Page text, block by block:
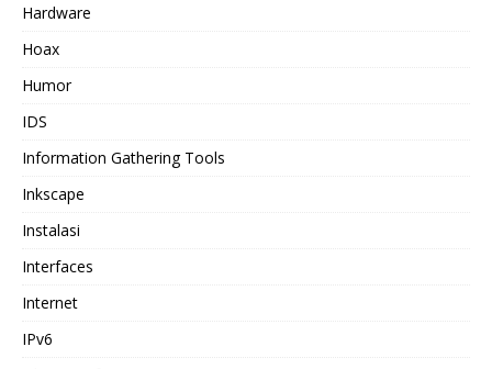
Hardware
Hoax
Humor
IDS
Information Gathering Tools
Inkscape
Instalasi
Interfaces
Internet
IPv6